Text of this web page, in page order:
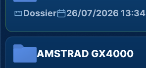
Dossier 26/07/2026 13:34
AMSTRAD GX4000